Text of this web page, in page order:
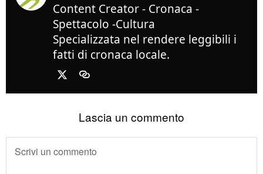
Content Creator - Cronaca -
Spettacolo -Cultura
Specializzata nel rendere leggibili i
fatti di cronaca locale.
Lascia un commento